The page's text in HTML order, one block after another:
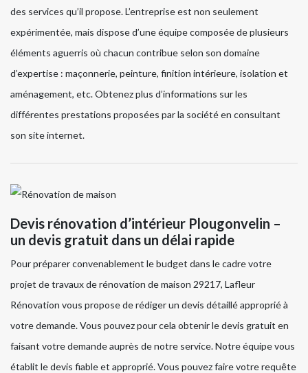
des services qu’il propose. L’entreprise est non seulement
expérimentée, mais dispose d’une équipe composée de plusieurs
éléments aguerris où chacun contribue selon son domaine
d’expertise : maçonnerie, peinture, finition intérieure, isolation et
aménagement, etc. Obtenez plus d’informations sur les
différentes prestations proposées par la société en consultant
son site internet.
Devis rénovation d’intérieur Plougonvelin –
un devis gratuit dans un délai rapide
Pour préparer convenablement le budget dans le cadre votre
projet de travaux de rénovation de maison 29217, Lafleur
Rénovation vous propose de rédiger un devis détaillé approprié à
votre demande. Vous pouvez pour cela obtenir le devis gratuit en
faisant votre demande auprès de notre service. Notre équipe vous
établit le devis fiable et approprié. Vous pouvez faire votre requête